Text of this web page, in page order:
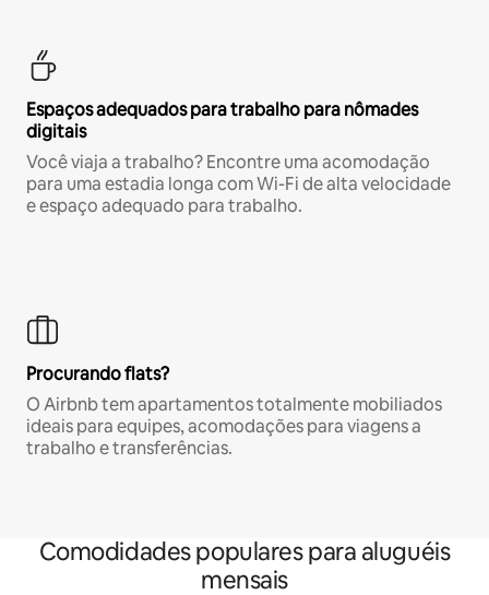
Espaços adequados para trabalho para nômades
digitais
Você viaja a trabalho? Encontre uma acomodação
para uma estadia longa com Wi-Fi de alta velocidade
e espaço adequado para trabalho.
Procurando flats?
O Airbnb tem apartamentos totalmente mobiliados
ideais para equipes, acomodações para viagens a
trabalho e transferências.
Comodidades populares para aluguéis
mensais